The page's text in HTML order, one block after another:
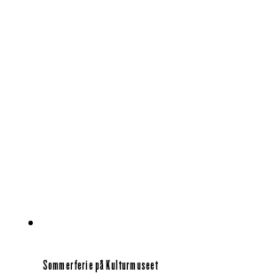
Sommerferie på Kulturmuseet